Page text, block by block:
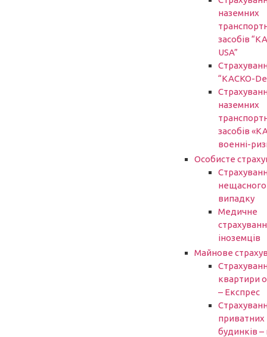
наземних
засобів
USA”
“КАСКО-
наземних
засобів
военні-
Особисте
нещасного
випадку
Медичне
іноземців
Майнове
квартири
– Експрес
приватних
будинків –